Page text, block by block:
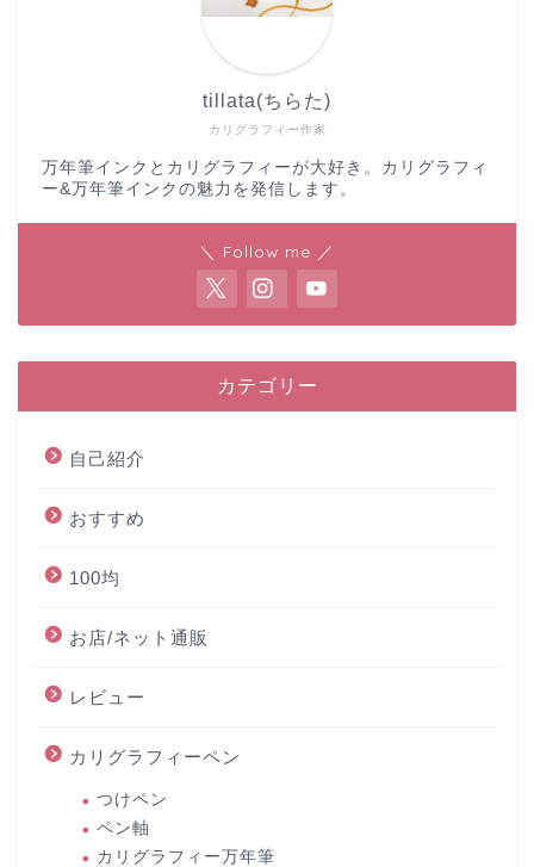
カリグラフィー作家
tillata(ちらた)
万年筆インクとカリグラフィーが大好き。カリグラフィ
ー&万年筆インクの魅力を発信します。
＼ Follow me ／
カテゴリー
自己紹介
おすすめ
100均
お店/ネット通販
レビュー
カリグラフィーペン
つけペン
ペン軸
カリグラフィー万年筆